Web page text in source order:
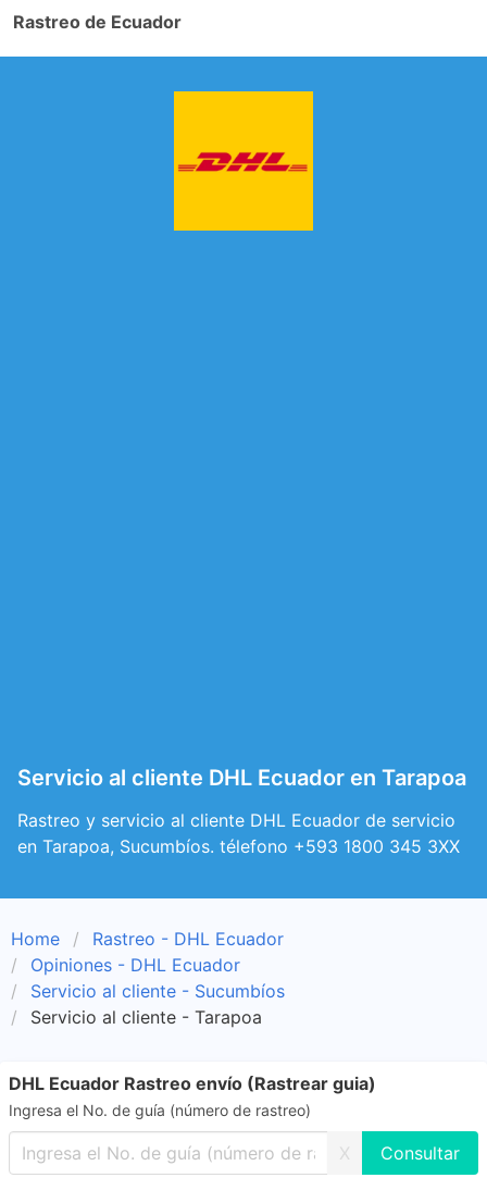
Rastreo de Ecuador
Servicio al cliente DHL Ecuador en Tarapoa
Rastreo y servicio al cliente DHL Ecuador de servicio
en Tarapoa, Sucumbíos. télefono +593 1800 345 3XX
Home
Rastreo - DHL Ecuador
Opiniones - DHL Ecuador
Servicio al cliente - Sucumbíos
Servicio al cliente - Tarapoa
DHL Ecuador Rastreo envío (Rastrear guia)
Ingresa el No. de guía (número de rastreo)
X